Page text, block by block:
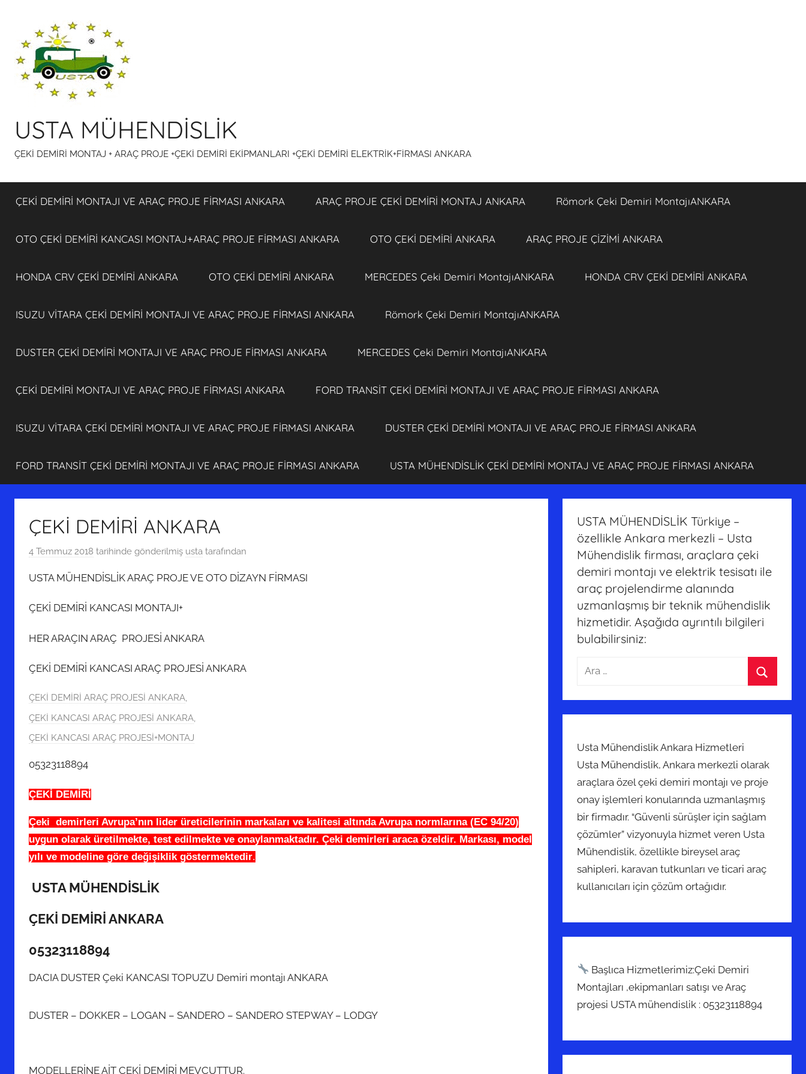
USTA MÜHENDİSLİK
ÇEKİ DEMİRİ MONTAJ + ARAÇ PROJE +ÇEKİ DEMİRİ EKİPMANLARI +ÇEKİ DEMİRİ ELEKTRİK+FİRMASI ANKARA
ÇEKİ DEMİRİ MONTAJI VE ARAÇ PROJE FİRMASI ANKARA ARAÇ PROJE ÇEKİ DEMİRİ MONTAJ ANKARA Römork Çeki Demiri MontajıANKARA
OTO ÇEKİ DEMİRİ KANCASI MONTAJ+ARAÇ PROJE FİRMASI ANKARA OTO ÇEKİ DEMİRİ ANKARA ARAÇ PROJE ÇİZİMİ ANKARA
HONDA CRV ÇEKİ DEMİRİ ANKARA OTO ÇEKİ DEMİRİ ANKARA MERCEDES Çeki Demiri MontajıANKARA HONDA CRV ÇEKİ DEMİRİ ANKARA
ISUZU VİTARA ÇEKİ DEMİRİ MONTAJI VE ARAÇ PROJE FİRMASI ANKARA Römork Çeki Demiri MontajıANKARA
DUSTER ÇEKİ DEMİRİ MONTAJI VE ARAÇ PROJE FİRMASI ANKARA MERCEDES Çeki Demiri MontajıANKARA
ÇEKİ DEMİRİ MONTAJI VE ARAÇ PROJE FİRMASI ANKARA FORD TRANSİT ÇEKİ DEMİRİ MONTAJI VE ARAÇ PROJE FİRMASI ANKARA
ISUZU VİTARA ÇEKİ DEMİRİ MONTAJI VE ARAÇ PROJE FİRMASI ANKARA DUSTER ÇEKİ DEMİRİ MONTAJI VE ARAÇ PROJE FİRMASI ANKARA
FORD TRANSİT ÇEKİ DEMİRİ MONTAJI VE ARAÇ PROJE FİRMASI ANKARA USTA MÜHENDİSLİK ÇEKİ DEMİRİ MONTAJ VE ARAÇ PROJE FİRMASI ANKARA
ÇEKİ DEMİRİ ANKARA
4 Temmuz 2018 tarihinde gönderilmiş usta tarafından
USTA MÜHENDİSLİK ARAÇ PROJE VE OTO DİZAYN FİRMASI
ÇEKİ DEMİRİ KANCASI MONTAJI+
HER ARAÇIN ARAÇ PROJESİ ANKARA
ÇEKİ DEMİRİ KANCASI ARAÇ PROJESİ ANKARA
ÇEKİ DEMİRİ ARAÇ PROJESİ ANKARA,
ÇEKİ KANCASI ARAÇ PROJESİ ANKARA
ÇEKİ KANCASI ARAÇ PROJESİ+MONTAJ
05323118894
ÇEKİ DEMİRİ
Çeki demirleri Avrupa’nın lider üreticilerinin markaları ve kalitesi altında Avrupa normlarına (EC 94/20)
uygun olarak üretilmekte, test edilmekte ve onaylanmaktadır. Çeki demirleri araca özeldir. Markası, model
yılı ve modeline göre değişiklik göstermekted ir.
USTA MÜHENDİSLİK
ÇEKİ DEMİRİ ANKARA
05323118894
DACIA DUSTER Çeki KANCASI TOPUZU Demiri montajı ANKARA
DUSTER – DOKKER – LOGAN – SANDERO – SANDERO STEPWAY – LODGY
MODELLERİNE AİT ÇEKİ DEMİRİ MEVCUTTUR.
USTA MÜHENDİSLİK Türkiye –
özellikle Ankara merkezli – Usta
Mühendislik firması, araçlara çeki
demiri montajı ve elektrik tesisatı ile
araç projelendirme alanında
uzmanlaşmış bir teknik mühendislik
hizmetidir. Aşağıda ayrıntılı bilgileri
bulabilirsiniz:
Arama:
Usta Mühendislik Ankara Hizmetleri
Usta Mühendislik, Ankara merkezli olarak
araçlara özel çeki demiri montajı ve proje
onay işlemleri konularında uzmanlaşmış
bir firmadır. “Güvenli sürüşler için sağlam
çözümler” vizyonuyla hizmet veren Usta
Mühendislik, özellikle bireysel araç
sahipleri, karavan tutkunları ve ticari araç
kullanıcıları için çözüm ortağıdır.
Başlıca Hizmetlerimiz:Çeki Demiri
Montajları ,ekipmanları satışı ve Araç
projesi USTA mühendislik : 05323118894